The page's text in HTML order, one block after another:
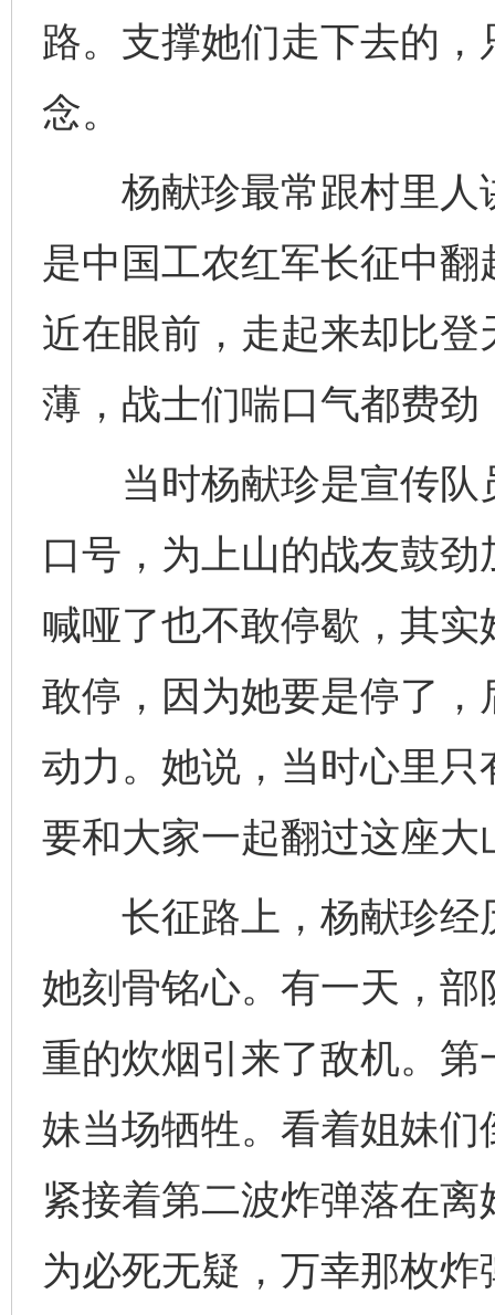
路。支撑她们走下去的
念。
杨献珍最常跟村里人
是中国工农红军长征中
近在眼前，走起来却比
薄，战士们喘口气都费
当时杨献珍是宣传队
口号，为上山的战友鼓
喊哑了也不敢停歇，其
敢停，因为她要是停了
动力。她说，当时心里
要和大家一起翻过这座大
长征路上，杨献珍经
她刻骨铭心。有一天，
重的炊烟引来了敌机。
妹当场牺牲。看着姐妹
紧接着第二波炸弹落在
为必死无疑，万幸那枚